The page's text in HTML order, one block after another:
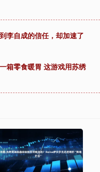
李自成的信任，却加速了
箱零食暖胃 这游戏用苏绣